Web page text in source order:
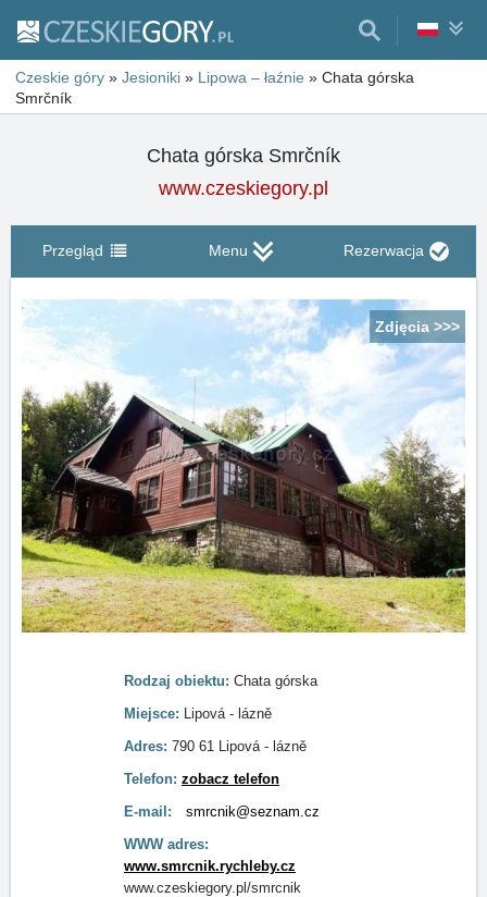
Czeskie góry » Jesioniki » Lipowa – łaźnie » Chata górska
Smrčník
Chata górska Smrčník
www.czeskiegory.pl
Przegląd Menu Rezerwacja
Zdjęcia >>>
Rodzaj obiektu: Chata górska
Miejsce: Lipová - lázně
Adres: 790 61 Lipová - lázně
Telefon: zobacz telefon
E-mail:
smrcnik@seznam.cz
WWW adres:
www.smrcnik.rychleby.cz
www.czeskiegory.pl/smrcnik